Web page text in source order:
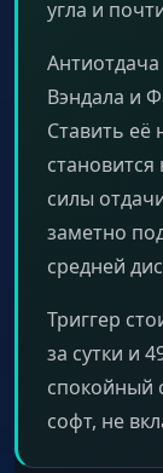
угла и
Вэндала и
Ставить её
силы
заметно
средней
Триггер
за сутки и
спокойный
софт, не